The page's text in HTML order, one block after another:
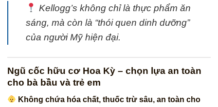
Kellogg’s không chỉ là thực phẩm ăn
sáng, mà còn là “thói quen dinh dưỡng”
của người Mỹ hiện đại.
Ngũ cốc hữu cơ Hoa Kỳ – chọn lựa an toàn
cho bà bầu và trẻ em
Không chứa hóa chất, thuốc trừ sâu, an toàn cho